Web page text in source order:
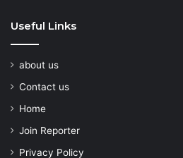
Useful Links
about us
Contact us
Home
Join Reporter
Privacy Policy